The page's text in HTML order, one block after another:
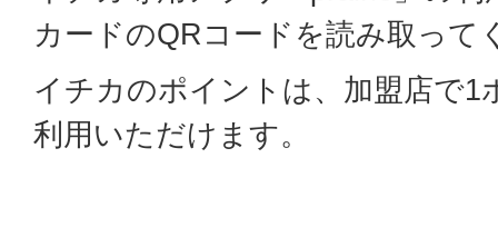
カードのQRコードを読み取って
イチカのポイントは、加盟店で1
利用いただけます。